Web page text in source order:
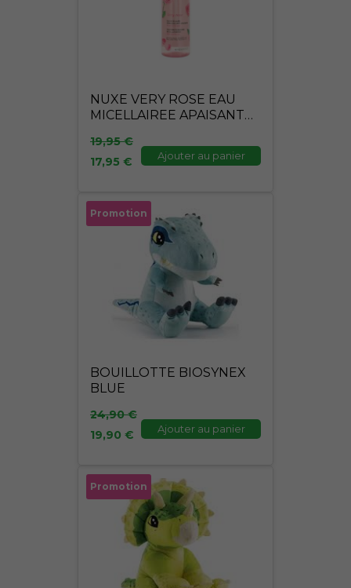
NUXE VERY ROSE EAU
MICELLAIREE APAISANTE
19,95€
17,95 €
17,95 €.
Ajouter au panier
Promotion
BOUILLOTTE BIOSYNEX
BLUE
24,90€
Le
prix
19,90 €
Le
prix
actuel
est :
19,90 €.
Ajouter au panier
Promotion
Le
prix
initial
Le
prix
actuel
est :
19,90 €.